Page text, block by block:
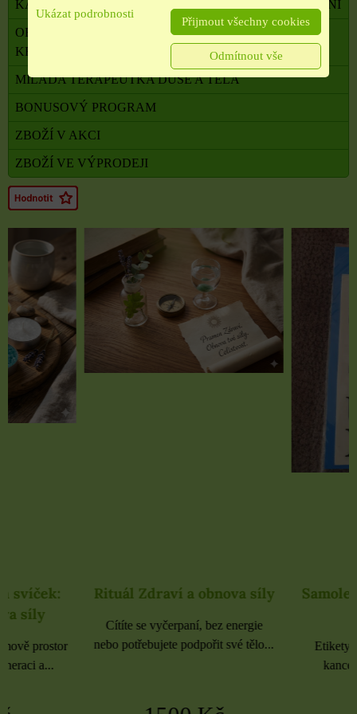
KADIDELNICE, PÍCKY, AROMALAMPY, VYKUŘOVÁNÍ
OBALOVÝ MATERIÁL, SATÉNOVÉ MAŠLE, SÁČKY,
KRABIČKY,
MILADA TERAPEUTKA DUŠE A TĚLA
BONUSOVÝ PROGRAM
ZBOŽÍ V AKCI
ZBOŽÍ VE VÝPRODEJI
Rituál Zdraví a obnova síly
Cítíte se vyčerpaní, bez energie
nebo potřebujete podpořit své tělo...
Samolepky černé
Etikety pro
kancelář 6 použitých
Ukázat podrobnosti
Přijmout všechny cookies
Odmítnout vše